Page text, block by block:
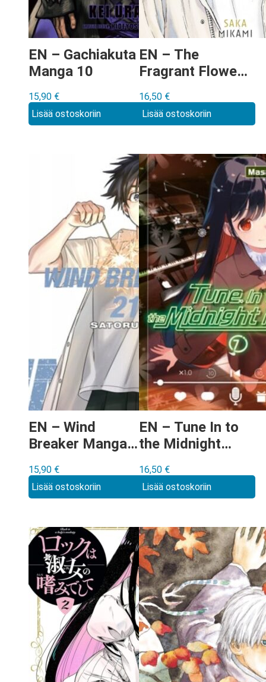
EN – Gachiakuta
Manga 10
15,90 €
Lisää ostoskoriin
EN – The
Fragrant Flower
Dignity Manga
vol 9
16,50 €
Lisää ostoskoriin
EN – Wind
Breaker Manga
15,90 €
Lisää ostoskoriin
EN – Tune In to
the Midnight
7
16,50 €
Lisää ostoskoriin